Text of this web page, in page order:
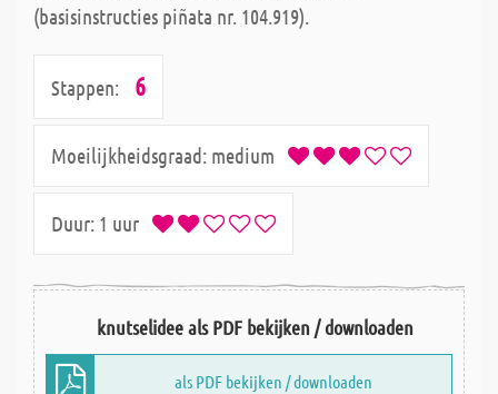
(basisinstructies piñata nr. 104.919).
Stappen: 6
Moeilijkheidsgraad: medium
Duur: 1 uur
knutselidee als PDF bekijken / downloaden
als PDF bekijken / downloaden